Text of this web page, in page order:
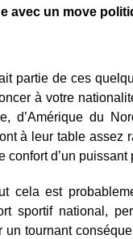
avec un move
partie de ces
à votre
d’Amérique du
à leur table assez
confort d’un
cela est
sportif national,
un tournant